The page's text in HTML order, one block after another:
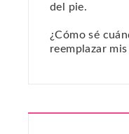
del pie.
¿Cómo sé
reemplazar